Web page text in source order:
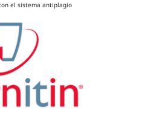
el sistema antiplagio